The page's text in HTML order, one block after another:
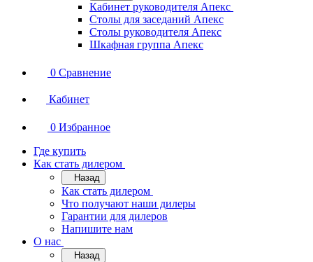
Кабинет руководителя Апекс
Столы для заседаний Апекс
Столы руководителя Апекс
Шкафная группа Апекс
0 Сравнение
Кабинет
0 Избранное
Где купить
Как стать дилером
Назад
Как стать дилером
Что получают наши дилеры
Гарантии для дилеров
Напишите нам
О нас
Назад